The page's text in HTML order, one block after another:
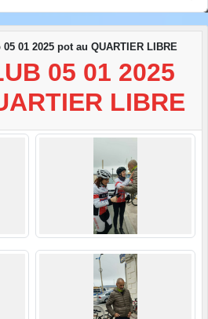
01 2025 pot au QUARTIER LIBRE
05 01 2025
LIBRE